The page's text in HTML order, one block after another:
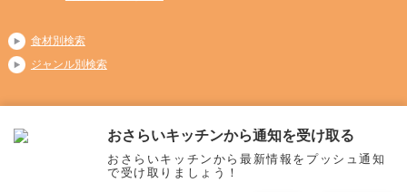
食材別検索
ジャンル別検索
Copyright (C) 2026 おさらいキッチン
All Rights Reserved.
おさらいキッチンから通知を受け取る
おさらいキッチンから最新情報をプッシュ通知
で受け取りましょう！